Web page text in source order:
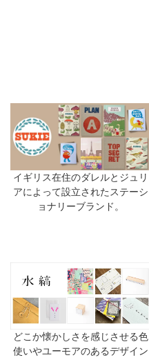
イギリス在住のダレルとジュリ
アによって設立されたステーシ
ョナリーブランド。
どこか懐かしさを感じさせる色
使いやユーモアのあるデザイン